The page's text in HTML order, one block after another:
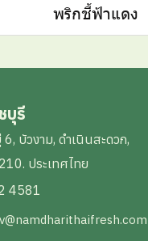
พริกชี้ฟ้าแดง
บุรี
บัวงาม, ดำเนินสะดวก,
ประเทศไทย
4581